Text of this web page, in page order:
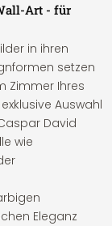
Art - für
in ihren
setzen
Zimmer Ihres
Auswahl
David
wie
Eleganz